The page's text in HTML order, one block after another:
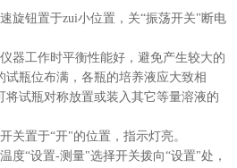
旋钮置于zui小位置，关“振荡开关"断电
器工作时平衡性能好，避免产生较大的
试瓶位布满，各瓶的培养液应大致相
将试瓶对称放置或装入其它等量溶液的
关置于“开"的位置，指示灯亮。
度“设置-测量"选择开关拨向“设置"处，